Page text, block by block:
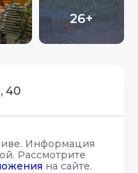
26+
40
Информация
Рассмотрите
на сайте.